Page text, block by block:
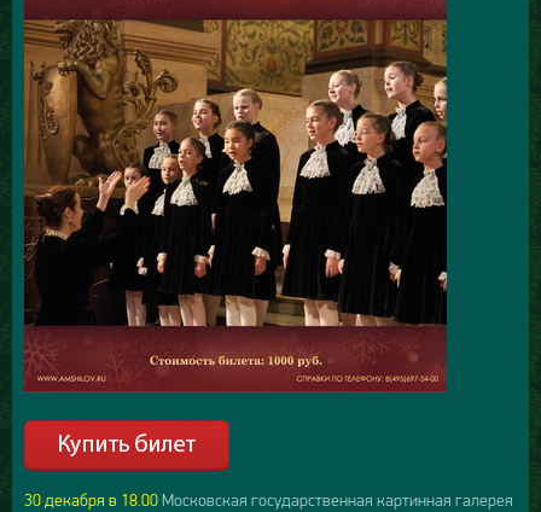
30 декабря в 18.00Московская государственная картинная галерея